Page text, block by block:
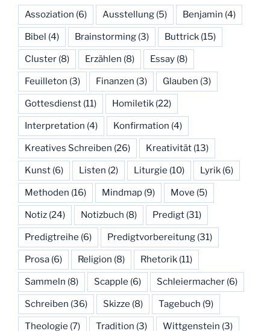
Assoziation (6) Ausstellung (5) Benjamin (4)
Bibel (4) Brainstorming (3) Buttrick (15)
Cluster (8) Erzählen (8) Essay (8)
Feuilleton (3) Finanzen (3) Glauben (3)
Gottesdienst (11) Homiletik (22)
Interpretation (4) Konfirmation (4)
Kreatives Schreiben (26) Kreativität (13)
Kunst (6) Listen (2) Liturgie (10) Lyrik (6)
Methoden (16) Mindmap (9) Move (5)
Notiz (24) Notizbuch (8) Predigt (31)
Predigtreihe (6) Predigtvorbereitung (31)
Prosa (6) Religion (8) Rhetorik (11)
Sammeln (8) Scapple (6) Schleiermacher (6)
Schreiben (36) Skizze (8) Tagebuch (9)
Theologie (7) Tradition (3) Wittgenstein (3)